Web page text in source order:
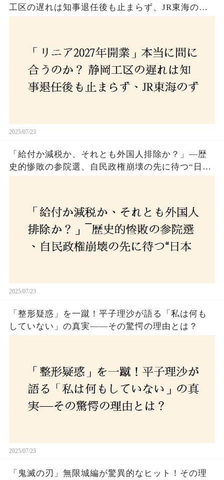
工区の遅れは知事退任後も止まらず、JR東海のず
2025/07/23
「給付か減税か、それとも外国人排除か？」―歴
史的惨敗の参院選、自民政権崩壊の先に待つ“日本
2025/07/23
「整形疑惑」を一蹴！平子理沙が語る「私は何も
していない」の真実——その驚愕の理由とは？
2025/07/23
「鬼滅の刃」無限城編が驚異的なヒット！その理